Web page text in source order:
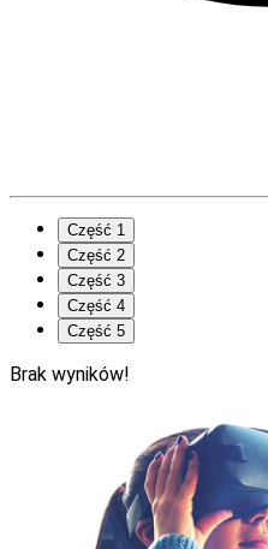
Część 1
Część 2
Część 3
Część 4
Część 5
Brak wyników!